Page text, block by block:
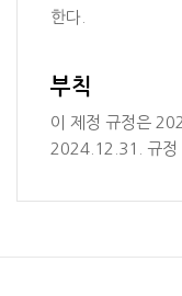
한다.
부칙
이 제정 규정은
2024.12.31. 규정